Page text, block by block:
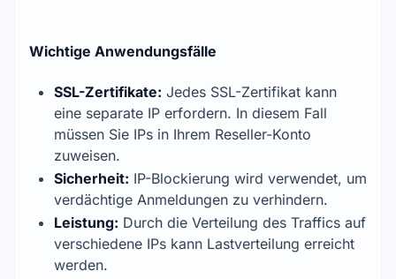
Wichtige Anwendungsfälle
SSL-Zertifikate: Jedes SSL-Zertifikat kann
eine separate IP erfordern. In diesem Fall
müssen Sie IPs in Ihrem Reseller-Konto
zuweisen.
Sicherheit: IP-Blockierung wird verwendet, um
verdächtige Anmeldungen zu verhindern.
Leistung: Durch die Verteilung des Traffics auf
verschiedene IPs kann Lastverteilung erreicht
werden.